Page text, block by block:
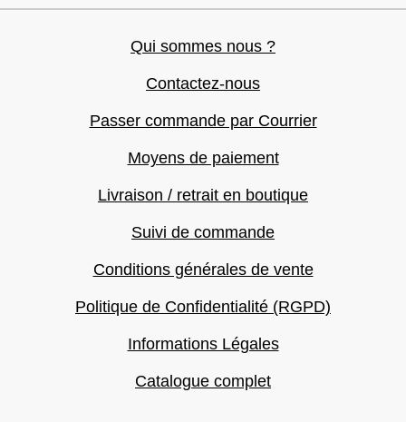
Qui sommes nous ?
Contactez-nous
Passer commande par Courrier
Moyens de paiement
Livraison / retrait en boutique
Suivi de commande
Conditions générales de vente
Politique de Confidentialité (RGPD)
Informations Légales
Catalogue complet